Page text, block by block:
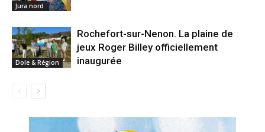
Jura nord
Dole & Région
Rochefort-sur-Nenon. La plaine de
jeux Roger Billey officiellement
inaugurée